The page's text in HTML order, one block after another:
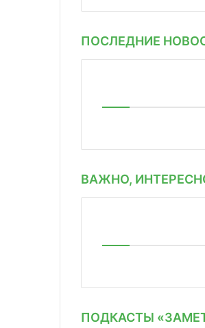
ПОСЛЕДНИЕ
ВАЖНО,
ПОДКАСТЫ